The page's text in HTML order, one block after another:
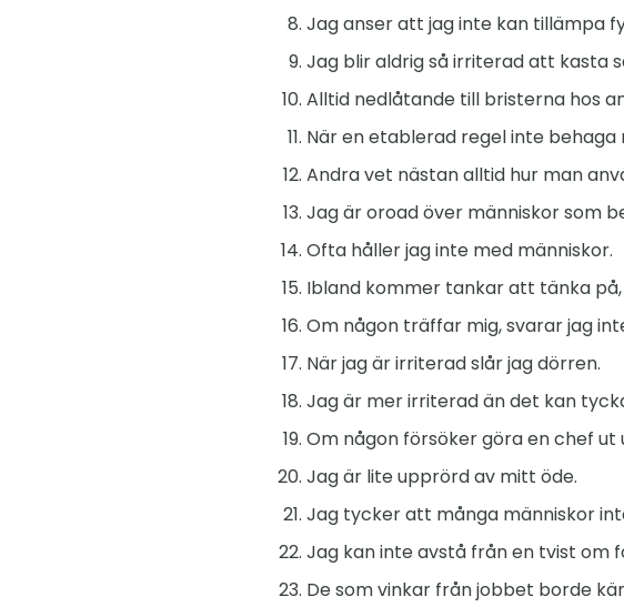
Jag anser att jag inte kan tillämpa
Jag blir aldrig så irriterad att kasta
Alltid nedlåtande till bristerna hos
När en etablerad regel inte
Andra vet nästan alltid hur man
Jag är oroad över människor som
Ofta håller jag inte med människor.
Ibland kommer tankar att tänka på,
Om någon träffar mig, svarar jag
När jag är irriterad slår jag dörren.
Jag är mer irriterad än det kan
Om någon försöker göra en chef ut
Jag är lite upprörd av mitt öde.
Jag tycker att många människor
Jag kan inte avstå från en tvist om
De som vinkar från jobbet borde